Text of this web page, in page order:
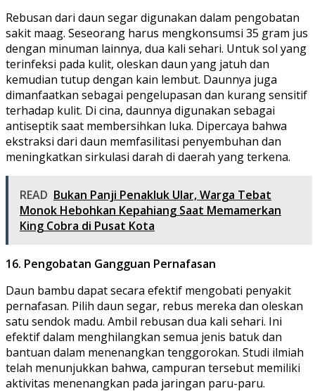
Rebusan dari daun segar digunakan dalam pengobatan
sakit maag. Seseorang harus mengkonsumsi 35 gram jus
dengan minuman lainnya, dua kali sehari. Untuk sol yang
terinfeksi pada kulit, oleskan daun yang jatuh dan
kemudian tutup dengan kain lembut. Daunnya juga
dimanfaatkan sebagai pengelupasan dan kurang sensitif
terhadap kulit. Di cina, daunnya digunakan sebagai
antiseptik saat membersihkan luka. Dipercaya bahwa
ekstraksi dari daun memfasilitasi penyembuhan dan
meningkatkan sirkulasi darah di daerah yang terkena.
READ Bukan Panji Penakluk Ular, Warga Tebat
Monok Hebohkan Kepahiang Saat Memamerkan
King Cobra di Pusat Kota
16. Pengobatan Gangguan Pernafasan
Daun bambu dapat secara efektif mengobati penyakit
pernafasan. Pilih daun segar, rebus mereka dan oleskan
satu sendok madu. Ambil rebusan dua kali sehari. Ini
efektif dalam menghilangkan semua jenis batuk dan
bantuan dalam menenangkan tenggorokan. Studi ilmiah
telah menunjukkan bahwa, campuran tersebut memiliki
aktivitas menenangkan pada jaringan paru-paru.